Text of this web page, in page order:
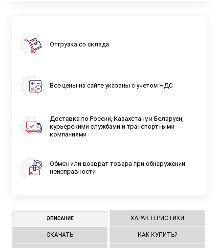
Отгрузка со склада
Все цены на сайте указаны с учетом НДС
Доставка по России, Казахстану и Беларуси,
курьерскими службами и транспортными
компаниями
Обмен или возврат товара при обнаружении
неисправности
ОПИСАНИЕ ХАРАКТЕРИСТИКИ
СКАЧАТЬ КАК КУПИТЬ?